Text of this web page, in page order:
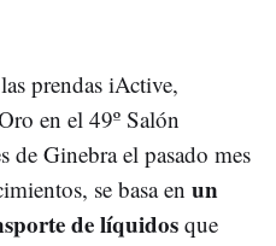
prendas iActive,
en el 49º Salón
de Ginebra el pasado mes
se basa en un
de líquidos que